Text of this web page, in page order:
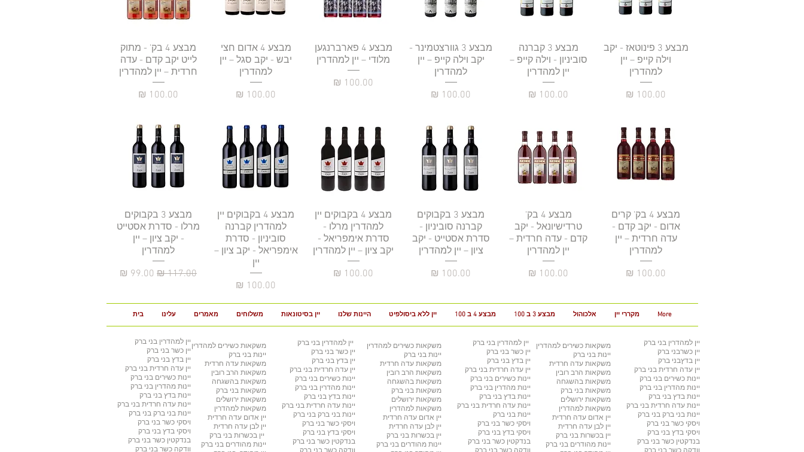
תצוגה מהירה
מבצע 3 פינוטאז - יקב
וילה קייפ – יין
למהדרין
מחיר
תצוגה מהירה
מבצע 3 קברנה
סוביניון - וילה קייפ –
יין למהדרין
מחיר
תצוגה מהירה
מבצע 3 גוורצטמינר -
יקב וילה קייפ – יין
למהדרין
מחיר
תצוגה מהירה
מבצע 4 פארברנגען
מלודי – יין למהדרין
מחיר
תצוגה מהירה
מבצע 4 אדום חצי
יבש - יקב סגל – יין
למהדרין
מחיר
תצוגה מהירה
מבצע 4 בק' - מתוק
לייט יקב קדם - עדה
חרדית – יין למהדרין
מחיר
תצוגה מהירה
מבצע 4 בק' קרים
אדום - יקב קדם -
עדה חרדית – יין
למהדרין
מחיר
תצוגה מהירה
מבצע 4 בק'
טרדישיונאל - יקב
קדם - עדה חרדית –
יין למהדרין
מחיר
תצוגה מהירה
מבצע 3 בקבוקים
קברנה סוביניון -
סדרת אסטייט - יקב
ציון – יין למהדרין
מחיר
תצוגה מהירה
מבצע 4 בקבוקים יין
למהדרין מרלו -
סדרת אימפריאל -
יקב ציון – יין למהדרין
מחיר
תצוגה מהירה
מבצע 4 בקבוקים יין
למהדרין קברנה
סוביניון - סדרת
אימפריאל - יקב ציון –
יין
מחיר
תצוגה מהירה
מבצע 3 בקבוקים
מרלו - סדרת אסטייט
- יקב ציון – יין
למהדרין
מחיר רגיל מחיר מבצע
בית עלינו מאמרים משלוחים יין בסיטונאות היינות שלנו יין ללא ביסולפיט מבצע 4 ב 100 מבצע 3 ב 100 אלכוהול מקררי יין More
יין למהדרין בני ברק
יין כשר בני ברק
יין בדץ בני ברק
יין עדה חרדית בני ברק
יינות כשירים בני ברק
יינות מהדרין בני ברק
יינות בדץ בני ברק
יינות עדה חרדית בני ברק
יינות בני ברק בני ברק
ויסקי כשר בני ברק
ויסקי בדץ בני ברק
בנדקטין כשר בני ברק
וודקה כשר בני ברק
משקאות כשירים למהדרין
יינות בני ברק
משקאות עדה חרדית
משקאות הרב רובין
משקאות בהשגחה
משקאות בני ברק
משקאות ירושלים
משקאות למהדרין
יין אדום עדה חרדית
יין לבן עדה חרדית
יין בכשרות בני ברק
יינות מהודרים בני ברק
יין למהדרין בני ברק
יין כשר בני ברק
יין בדץ בני ברק
יין עדה חרדית בני ברק
יינות כשירים בני ברק
יינות מהדרין בני ברק
יינות בדץ בני ברק
יינות עדה חרדית בני ברק
יינות בני ברק בני ברק
ויסקי כשר בני ברק
ויסקי בדץ בני ברק
בנדקטין כשר בני ברק
משקאות כשירים למהדרין
יינות בני ברק
משקאות עדה חרדית
משקאות הרב רובין
משקאות בהשגחה
משקאות בני ברק
משקאות ירושלים
משקאות למהדרין
יין אדום עדה חרדית
יין לבן עדה חרדית
יין בכשרות בני ברק
יינות מהודרים בני ברק
יין למהדרין בני ברק
יין כשר בני ברק
יין בדץ בני ברק
יין עדה חרדית בני ברק
יינות כשירים בני ברק
יינות מהדרין בני ברק
יינות בדץ בני ברק
יינות עדה חרדית בני ברק
יינות בני ברק
ויסקי כשר בני ברק
ויסקי בדץ בני ברק
בנדקטין כשר בני ברק
משקאות כשירים למהדרין
יינות בני ברק
משקאות עדה חרדית
משקאות הרב רובין
משקאות בהשגחה
משקאות בני ברק
משקאות ירושלים
משקאות למהדרין
יין אדום עדה חרדית
יין לבן עדה חרדית
יין בכשרות בני ברק
יינות מהודרים בני ברק
יין למהדרין בני ברק
יין כשרבני ברק
יין בדץבני ברק
יין עדה חרדית בני ברק
יינות כשירים בני ברק
יינות מהדרין בני ברק
יינות בדץ בני ברק
יינות עדה חרדית בני ברק
יינות בני ברק בני ברק
ויסקי כשר בני ברק
ויסקי בדץ בני ברק
בנדקטין כשר בני ברק